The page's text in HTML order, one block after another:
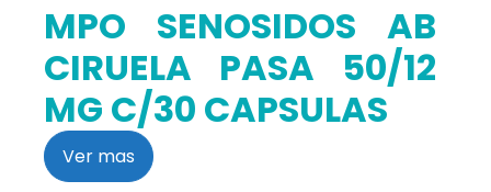
MPO SENOSIDOS AB
CIRUELA PASA 50/12
MG C/30 CAPSULAS
Ver mas